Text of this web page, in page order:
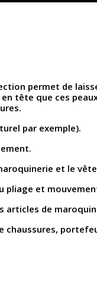
permet de
tête que ces
par exemple).
et le
pliage et
de
chaussures,